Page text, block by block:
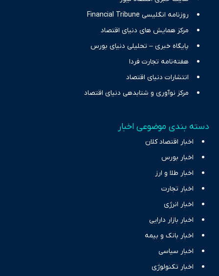
روزنامه انگلیسی Financial Tribune
مرکز همایش های دنیای اقتصاد
پایگاه خبری – تحلیلی دنیای بورس
هفته‌نامه تجارت فردا
انتشارات دنیای اقتصاد
مرکز نوآوری و شتابدهی دنیای اقتصاد
دسته بندی موضوعی اخبار
اخبار اقتصاد کلان
اخبار بورس
اخبار طلا و ارز
اخبار تجارت
اخبار انرژی
اخبار بازار دارایی
اخبار بانک و بیمه
اخبار سیاسی
اخبار تکنولوژی